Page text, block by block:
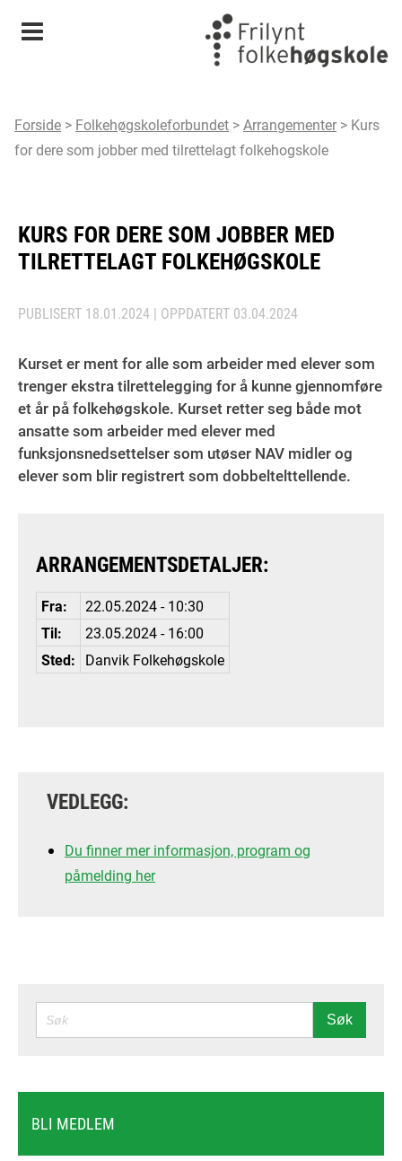
Meny
Forside > Folkehøgskoleforbundet >Arrangementer > Kurs
for dere som jobber med tilrettelagt folkehogskole
KURS FOR DERE SOM JOBBER MED
TILRETTELAGT FOLKEHØGSKOLE
PUBLISERT 18.01.2024 | OPPDATERT 03.04.2024
Kurset er ment for alle som arbeider med elever som
trenger ekstra tilrettelegging for å kunne gjennomføre
et år på folkehøgskole. Kurset retter seg både mot
ansatte som arbeider med elever med
funksjonsnedsettelser som utøser NAV midler og
elever som blir registrert som dobbeltelttellende.
ARRANGEMENTSDETALJER:
Fra:
22.05.2024 - 10:30
Til:
23.05.2024 - 16:00
Sted:
Danvik Folkehøgskole
VEDLEGG:
Du finner mer informasjon, program og
påmelding her
SØK Søk
BLI MEDLEM